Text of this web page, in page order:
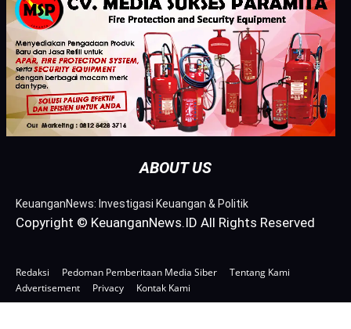
ABOUT US
KeuanganNews: Investigasi Keuangan & Politik
Copyright © KeuanganNews.ID All Rights Reserved
Redaksi Pedoman Pemberitaan Media Siber
Tentang Kami
Advertisement
Privacy Kontak Kami